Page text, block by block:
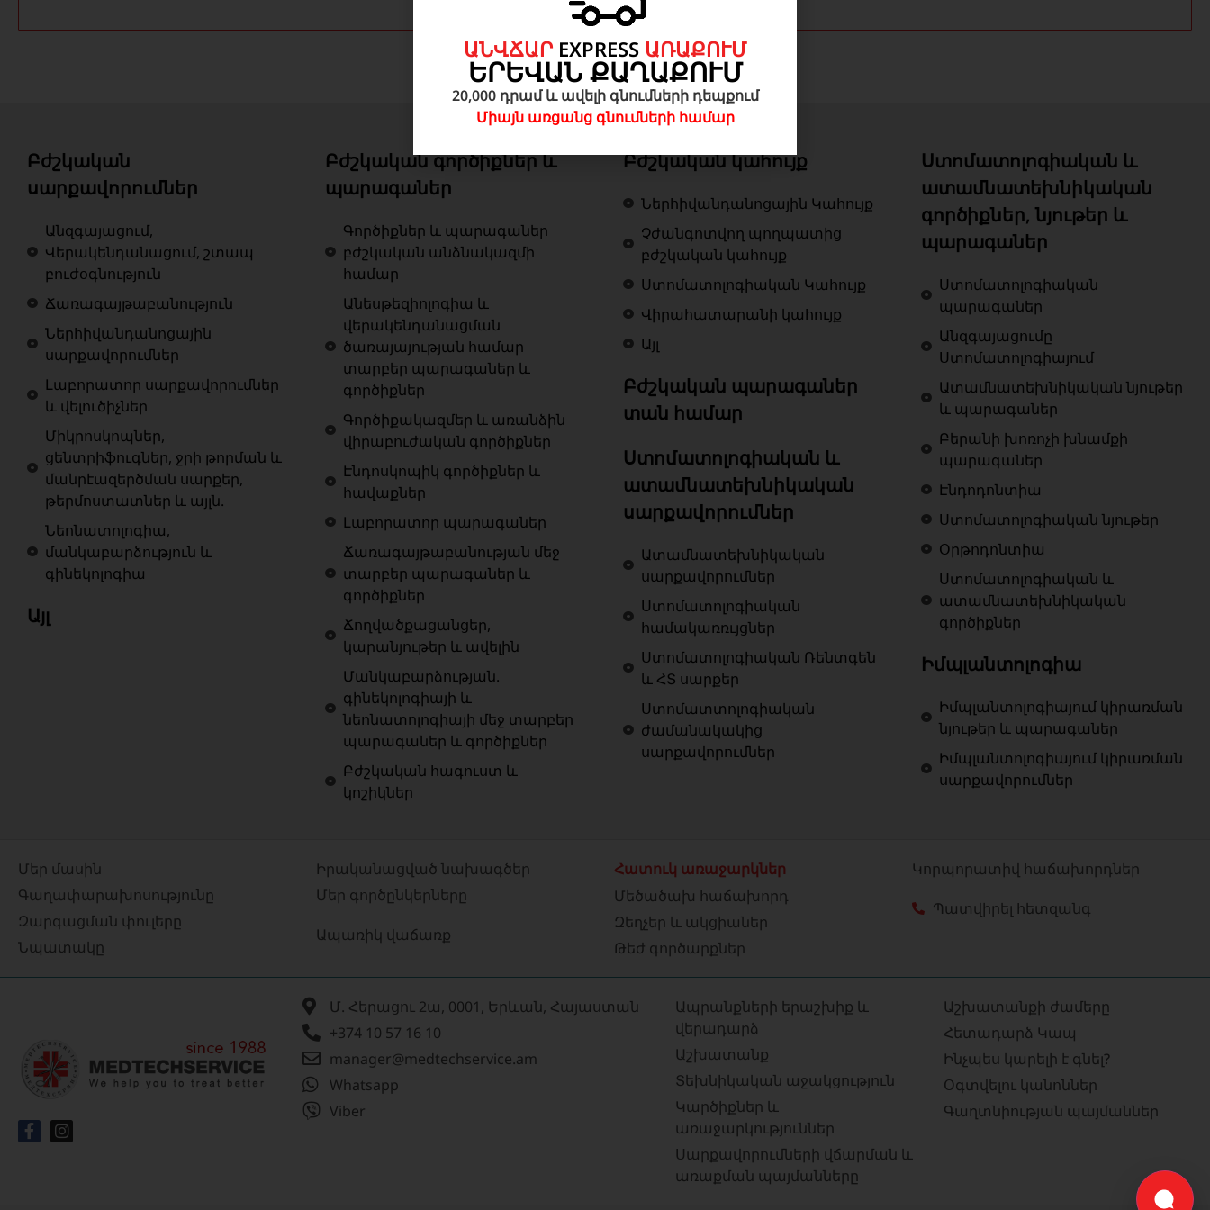
Բժշկական
սարքավորումներ
Անզգայացում,
Վերակենդանացում, շտապ
բուժօգնություն
Ճառագայթաբանություն
Ներհիվանդանոցային
սարքավորումներ
Լաբորատոր սարքավորումներ
և վելուծիչներ
Միկրոսկոպներ,
ցենտրիֆուգներ, ջրի թորման և
մանրէազերծման սարքեր,
թերմոստատներ և այլն.
Նեոնատոլոգիա,
մանկաբարձություն և
գինեկոլոգիա
Այլ
Բժշկական գործիքներ և
պարագաներ
Գործիքներ և պարագաներ
բժշկական անձնակազմի
համար
Անեսթեզիոլոգիա և
վերակենդանացման
ծառայայության համար
տարբեր պարագաներ և
գործիքներ
Գործիքակազմեր և առանձին
վիրաբուժական գործիքներ
Էնդոսկոպիկ գործիքներ և
հավաքներ
Լաբորատոր պարագաներ
Ճառագայթաբանության մեջ
տարբեր պարագաներ և
գործիքներ
Ճողվածքացանցեր,
կարանյութեր և ավելին
Մանկաբարձության.
գինեկոլոգիայի և
նեոնատոլոգիայի մեջ տարբեր
պարագաներ և գործիքներ
Բժշկական հագուստ և
կոշիկներ
Բժշկական կահույք
Ներհիվանդանոցային Կահույք
Չժանգոտվող պողպատից
բժշկական կահույք
Ստոմատոլոգիական Կահույք
Վիրահատարանի կահույք
Այլ
Բժշկական պարագաներ
տան համար
Ստոմատոլոգիական և
ատամնատեխնիկական
սարքավորումներ
Ատամնատեխնիկական
սարքավորումներ
Ստոմատոլոգիական
համակառռւյցներ
Ստոմատոլոգիական Ռենտգեն
և ՀՏ սարքեր
Ստոմատտոլոգիական
ժամանակակից
սարքավորումներ
Ստոմատոլոգիական և
ատամնատեխնիկական
գործիքներ, նյութեր և
պարագաներ
Ստոմատոլոգիական
պարագաներ
Անզգայացումը
Ստոմատոլոգիայում
Ատամնատեխնիկական նյութեր
և պարագաներ
Բերանի խոռոչի խնամքի
պարագաներ
Էնդոդոնտիա
Ստոմատոլոգիական նյութեր
Օրթոդոնտիա
Ստոմատոլոգիական և
ատամնատեխնիկական
գործիքներ
Իմպլանտոլոգիա
Իմպլանտոլոգիայում կիրառման
նյութեր և պարագաներ
Իմպլանտոլոգիայում կիրառման
սարքավորումներ
Մեր մասին
Գաղափարախոսությունը
Զարգացման փուլերը
Նպատակը
Իրականացված նախագծեր
Մեր գործընկերները
Ապառիկ վաճառք
Հատուկ առաջարկներ
Մեծածախ հաճախորդ
Զեղչեր և ակցիաներ
Թեժ գործարքներ
Կորպորատիվ հաճախորդներ
Պատվիրել հետզանգ
Մ. Հերացու 2ա, 0001, Երևան, Հայաստան
+374 10 57 16 10
manager@medtechservice.am
Whatsapp
Viber
Ապրանքների երաշխիք և
վերադարձ
Աշխատանք
Տեխնիկական աջակցություն
Կարծիքներ և
առաջարկություններ
Սարքավորումների վճարման և
առաքման պայմանները
Աշխատանքի ժամերը
Հետադարձ Կապ
Ինչպես կարելի է գնել?
Օգտվելու կանոններ
Գաղտնիության պայմաններ
ԱՆՎՃԱՐ EXPRESS ԱՌԱՔՈՒՄ
ԵՐԵՎԱՆ ՔԱՂԱՔՈՒՄ
20,000 դրամ և ավելի գնումների դեպքում
Միայն առցանց գնումների համար